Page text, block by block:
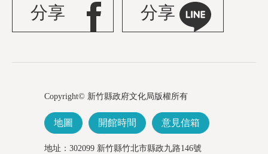
分享 分享
Copyright© 新竹縣政府文化局版權所有
地圖 開館時間 意見信箱
地址：302099 新竹縣竹北市縣政九路146號